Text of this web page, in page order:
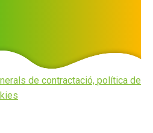
de contractació, política de